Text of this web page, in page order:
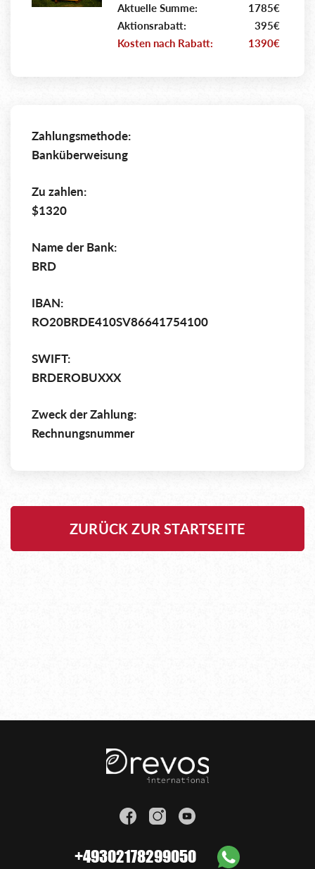
Zahlungsmethode:
Banküberweisung
Zu zahlen:
$1320
Name der Bank:
BRD
IBAN:
RO20BRDE410SV86641754100
SWIFT:
BRDEROBUXXX
Zweck der Zahlung:
Rechnungsnummer
ZURÜCK ZUR STARTSEITE
Aktuelle Summe:
1785€
Aktionsrabatt:
395€
Kosten nach Rabatt:
1390€
+49302178299050